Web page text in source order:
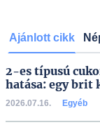
Ajánlott cikk
2-es típusú
hatása: egy brit
2026.07.16. Egyéb